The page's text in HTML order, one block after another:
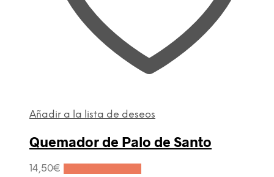
Añadir a la lista de deseos
Quemador de Palo de Santo
14,50€